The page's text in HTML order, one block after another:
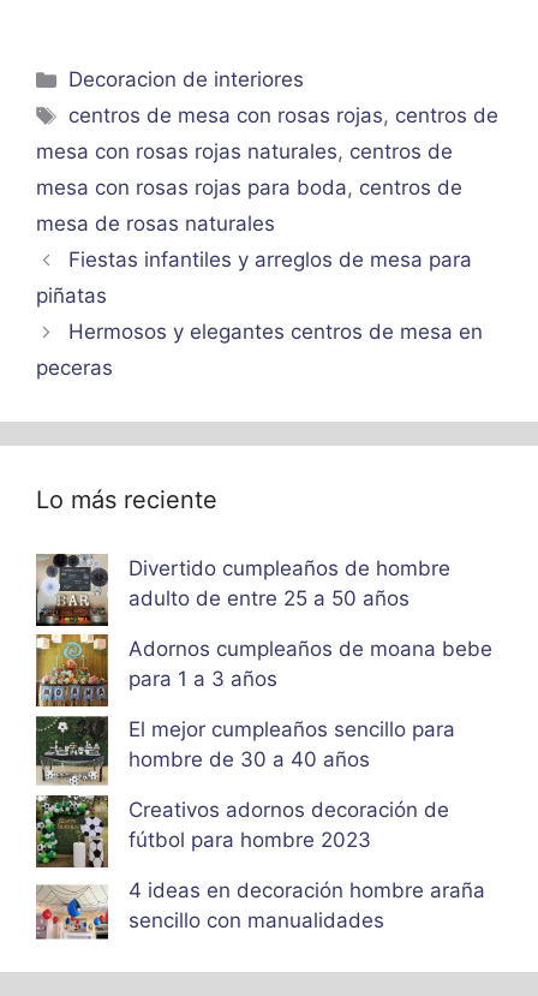
Categorías
Decoracion de interiores
Etiquetas
centros de mesa con rosas rojas, centros de
mesa con rosas rojas naturales, centros de
mesa con rosas rojas para boda, centros de
mesa de rosas naturales
Fiestas infantiles y arreglos de mesa para
piñatas
Hermosos y elegantes centros de mesa en
peceras
Lo más reciente
Divertido cumpleaños de hombre
adulto de entre 25 a 50 años
Adornos cumpleaños de moana bebe
para 1 a 3 años
El mejor cumpleaños sencillo para
hombre de 30 a 40 años
Creativos adornos decoración de
fútbol para hombre 2023
4 ideas en decoración hombre araña
sencillo con manualidades